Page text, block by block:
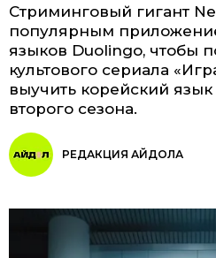
Стриминговый гигант
популярным
языков Duolingo, чтобы
культового сериала
выучить корейский
второго сезона.
РЕДАКЦИЯ АЙДОЛА